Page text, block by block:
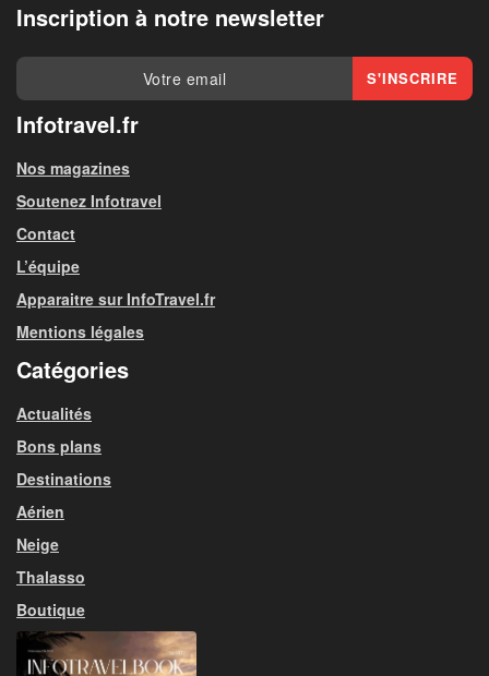
Inscription à notre newsletter
Infotravel.fr
Nos magazines
Soutenez Infotravel
Contact
L’équipe
Apparaitre sur InfoTravel.fr
Mentions légales
Catégories
Actualités
Bons plans
Destinations
Aérien
Neige
Thalasso
Boutique